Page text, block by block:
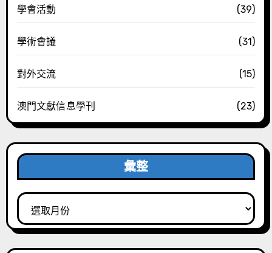
學會活動 (39)
學術會議 (31)
對外交流 (15)
澳門文獻信息學刊 (23)
彙整
彙
整